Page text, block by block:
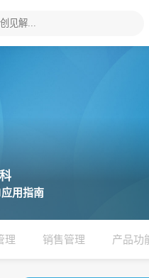
用指南
理 销售管理 产品功